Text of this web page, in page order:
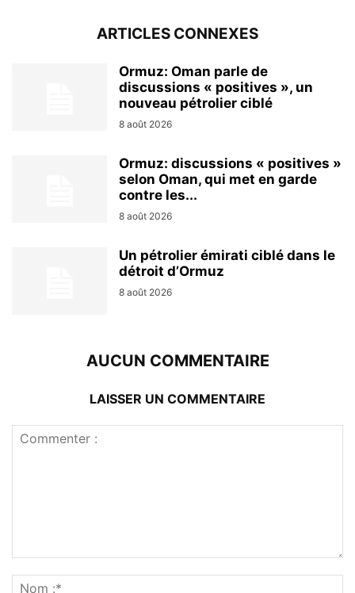
ARTICLES CONNEXES
Ormuz: Oman parle de
discussions « positives », un
nouveau pétrolier ciblé
8 août 2026
Ormuz: discussions « positives »
selon Oman, qui met en garde
contre les...
8 août 2026
Un pétrolier émirati ciblé dans le
détroit d’Ormuz
8 août 2026
AUCUN COMMENTAIRE
LAISSER UN COMMENTAIRE